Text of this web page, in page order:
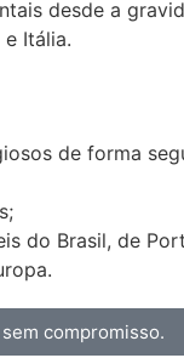
desde a
Itália.
de forma
do Brasil, de
compromisso.